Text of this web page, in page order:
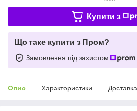
Купити з
Що таке купити з Пром?
Замовлення під захистом
Опис Характеристики Доставка